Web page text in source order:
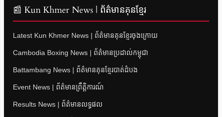
📰 Kun Khmer News | ព័ត៌មានគុនខ្មែរ
Latest Kun Khmer News | ព័ត៌មានគុនខ្មែរចុងក្រោយ
Cambodia Boxing News | ព័ត៌មានប្រដាល់កម្ពុជា
Battambang News | ព័ត៌មានគុនខ្មែរបាត់ដំបង
Event News | ព័ត៌មានព្រឹត្តិការណ៍
Results News | ព័ត៌មានលទ្ធផល